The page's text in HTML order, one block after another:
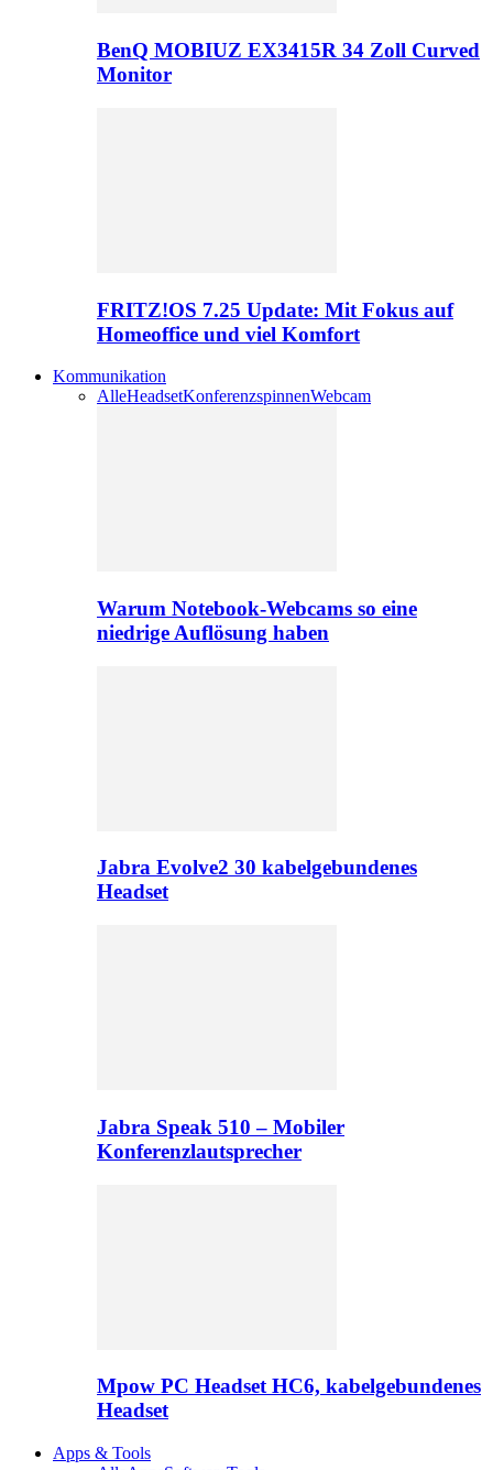
BenQ MOBIUZ EX3415R 34 Zoll Curved
Monitor
FRITZ!OS 7.25 Update: Mit Fokus auf
Homeoffice und viel Komfort
Kommunikation
AlleHeadsetKonferenzspinnenWebcam
Warum Notebook-Webcams so eine
niedrige Auflösung haben
Jabra Evolve2 30 kabelgebundenes
Headset
Jabra Speak 510 – Mobiler
Konferenzlautsprecher
Mpow PC Headset HC6, kabelgebundenes
Headset
Apps & Tools